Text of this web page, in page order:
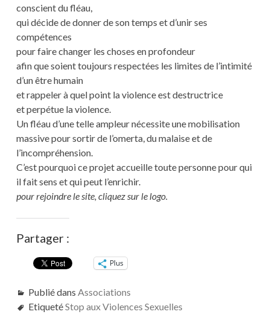
conscient du fléau,
qui décide de donner de son temps et d’unir ses
compétences
pour faire changer les choses en profondeur
afin que soient toujours respectées les limites de l’intimité
d’un être humain
et rappeler à quel point la violence est destructrice
et perpétue la violence.
Un fléau d’une telle ampleur nécessite une mobilisation
massive pour sortir de l’omerta, du malaise et de
l’incompréhension.
C’est pourquoi ce projet accueille toute personne pour qui
il fait sens et qui peut l’enrichir.
pour rejoindre le site, cliquez sur le logo.
Partager :
Plus
Publié dans Associations
EtiquetéStop aux Violences Sexuelles